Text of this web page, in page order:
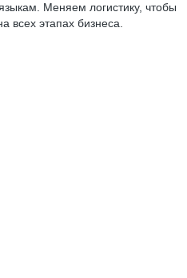
Меняем логистику, чтобы
всех этапах бизнеса.